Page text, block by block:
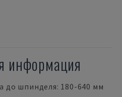
информация
до шпинделя: 180-640 мм